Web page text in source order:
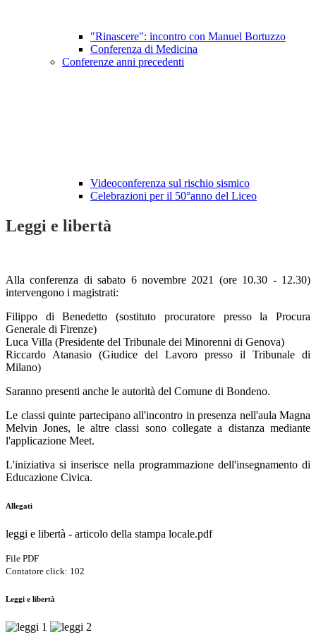
"Rinascere": incontro con Manuel Bortuzzo
Conferenza di Medicina
Conferenze anni precedenti
Videoconferenza sul rischio sismico
Celebrazioni per il 50°anno del Liceo
Leggi e libertà
Alla conferenza di sabato 6 novembre 2021 (ore 10.30 - 12.30)
intervengono i magistrati:
Filippo di Benedetto (sostituto procuratore presso la Procura
Generale di Firenze)
Luca Villa (Presidente del Tribunale dei Minorenni di Genova)
Riccardo Atanasio (Giudice del Lavoro presso il Tribunale di
Milano)
Saranno presenti anche le autorità del Comune di Bondeno.
Le classi quinte partecipano all'incontro in presenza nell'aula Magna
Melvin Jones, le altre classi sono collegate a distanza mediante
l'applicazione Meet.
L'iniziativa si inserisce nella programmazione dell'insegnamento di
Educazione Civica.
Allegati
leggi e libertà - articolo della stampa locale.pdf
File PDF
Contatore click: 102
Leggi e libertà